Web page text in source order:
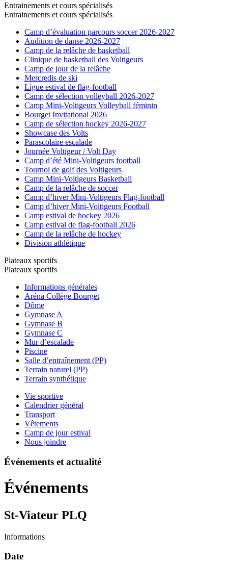
Entrainements et cours spécialisés
Entrainements et cours spécialisés
Camp d’évaluation parcours soccer 2026-2027
Audition de danse 2026-2027
Camp de la relâche de basketball
Clinique de basketball des Voltigeurs
Camp de jour de la relâche
Mercredis de ski
Ligue estival de flag-football
Camp de sélection volleyball 2026-2027
Camp Mini-Voltigeurs Volleyball féminin
Bourget Invitational 2026
Camp de sélection hockey 2026-2027
Showcase des Volts
Parascolaire escalade
Journée Voltigeur / Volt Day
Camp d’été Mini-Voltigeurs football
Tournoi de golf des Voltigeurs
Camp Mini-Voltigeurs Basketball
Camp de la relâche de soccer
Camp d’hiver Mini-Voltigeurs Flag-football
Camp d’hiver Mini-Voltigeurs Football
Camp estival de hockey 2026
Camp estival de flag-football 2026
Camp de la relâche de hockey
Division athlétique
Plateaux sportifs
Plateaux sportifs
Informations générales
Aréna Collège Bourget
Dôme
Gymnase A
Gymnase B
Gymnase C
Mur d’escalade
Piscine
Salle d’entraînement (PP)
Terrain naturel (PP)
Terrain synthétique
Vie sportive
Calendrier général
Transport
Vêtements
Camp de jour estival
Nous joindre
Événements et actualité
Événements
St-Viateur PLQ
Informations
Date